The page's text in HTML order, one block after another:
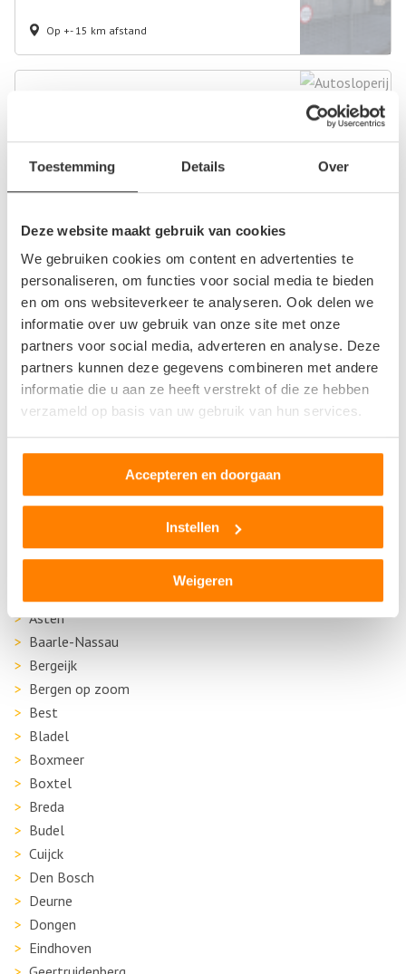
Toestemming Details Over
Deze website maakt gebruik van cookies
We gebruiken cookies om content en advertenties te
personaliseren, om functies voor social media te bieden
en om ons websiteverkeer te analyseren. Ook delen we
informatie over uw gebruik van onze site met onze
partners voor social media, adverteren en analyse. Deze
partners kunnen deze gegevens combineren met andere
informatie die u aan ze heeft verstrekt of die ze hebben
verzameld op basis van uw gebruik van hun services.
Accepteren en doorgaan
Instellen
Weigeren
Op +- 15 km afstand
1beoordeling
Op +- 15 km afstand
Autodemontage- en bergingsbedrijf Mettler BV
Rooiseweg 12
5481SJ Schijndel
0beoordelingen
Op +- 19 km afstand
Autosloperij in de buurt van Wintelre
Achtmaal
Asten
Baarle-Nassau
Bergeijk
Bergen op zoom
Best
Bladel
Boxmeer
Boxtel
Breda
Budel
Cuijck
Den Bosch
Deurne
Dongen
Eindhoven